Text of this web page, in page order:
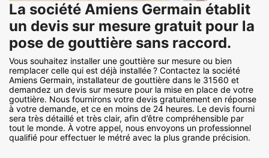
La société Amiens Germain établit
un devis sur mesure gratuit pour la
pose de gouttière sans raccord.
Vous souhaitez installer une gouttière sur mesure ou bien
remplacer celle qui est déjà installée ? Contactez la société
Amiens Germain, installateur de gouttière dans le 31560 et
demandez un devis sur mesure pour la mise en place de votre
gouttière. Nous fournirons votre devis gratuitement en réponse
à votre demande, et ce en moins de 24 heures. Le devis fourni
sera très détaillé et très clair, afin d’être compréhensible par
tout le monde. À votre appel, nous envoyons un professionnel
qualifié pour effectuer le métré avec la plus grande précision.